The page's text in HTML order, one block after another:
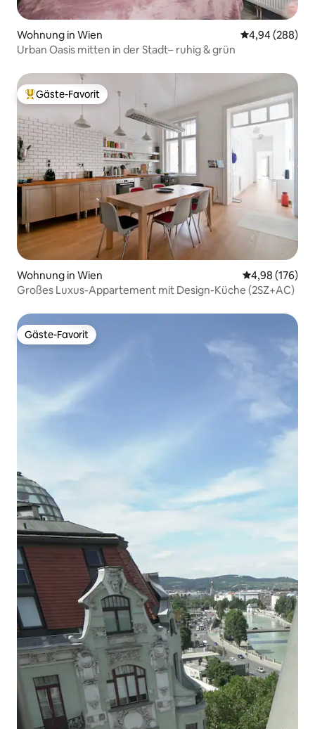
Wohnung in Wien
4,94 (288)
Urban Oasis mitten in der Stadt– ruhig & grün
Beliebter Gäste-Favorit.
Gäste-Favorit
Wohnung in Wien
4,98 (176)
Großes Luxus-Appartement mit Design-Küche (2SZ+AC)
Gäste-Favorit
Gäste-Favorit